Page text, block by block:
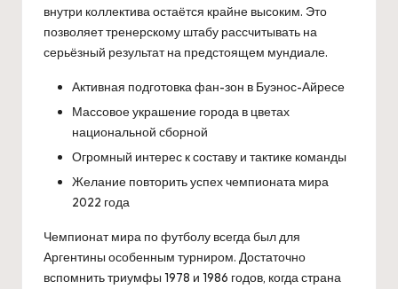
внутри коллектива остаётся крайне высоким. Это
позволяет тренерскому штабу рассчитывать на
серьёзный результат на предстоящем мундиале.
Активная подготовка фан-зон в Буэнос-Айресе
Массовое украшение города в цветах
национальной сборной
Огромный интерес к составу и тактике команды
Желание повторить успех чемпионата мира
2022 года
Чемпионат мира по футболу всегда был для
Аргентины особенным турниром. Достаточно
вспомнить триумфы 1978 и 1986 годов, когда страна